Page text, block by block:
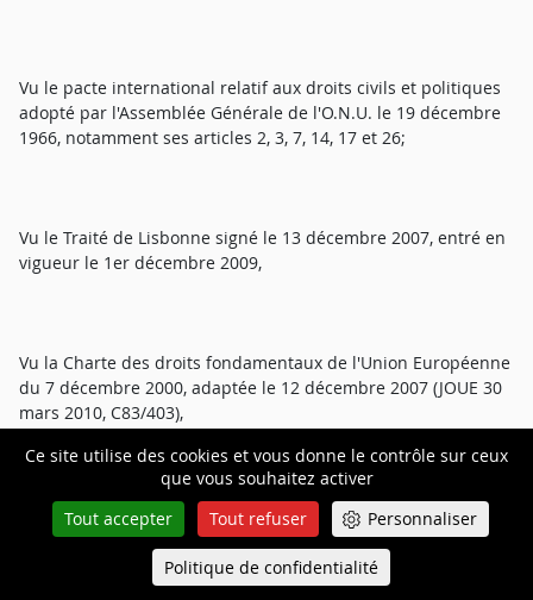
Ce site utilise des cookies et vous donne le contrôle sur ceux
que vous souhaitez activer
Tout accepter
Tout refuser Personnaliser
Politique de confidentialité
Vu le pacte international relatif aux droits civils et politiques
adopté par l'Assemblée Générale de l'O.N.U. le 19 décembre
1966, notamment ses articles 2, 3, 7, 14, 17 et 26;
Vu le Traité de Lisbonne signé le 13 décembre 2007, entré en
vigueur le 1er décembre 2009,
Vu la Charte des droits fondamentaux de l'Union Européenne
du 7 décembre 2000, adaptée le 12 décembre 2007 (JOUE 30
mars 2010, C83/403),
Vu la résolution A2-33/87 DU Parlement Européen du 18 juin
1987 sur une solution politique de la question arménienne,
Queue-Fair